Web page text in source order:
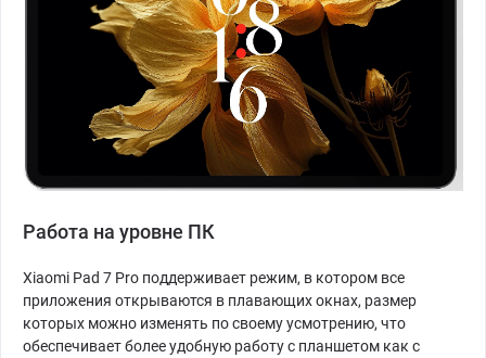
Работа на уровне ПК
Xiaomi Pad 7 Pro поддерживает режим, в котором все
приложения открываются в плавающих окнах, размер
которых можно изменять по своему усмотрению, что
обеспечивает более удобную работу с планшетом как с